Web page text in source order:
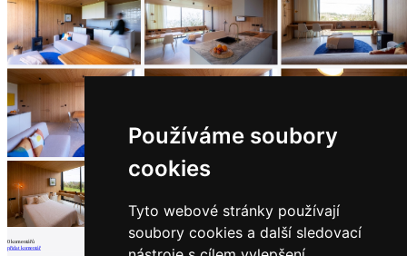
Používáme soubory
cookies
Tyto webové stránky používají
soubory cookies a další sledovací
0komentářů
přidat komentář